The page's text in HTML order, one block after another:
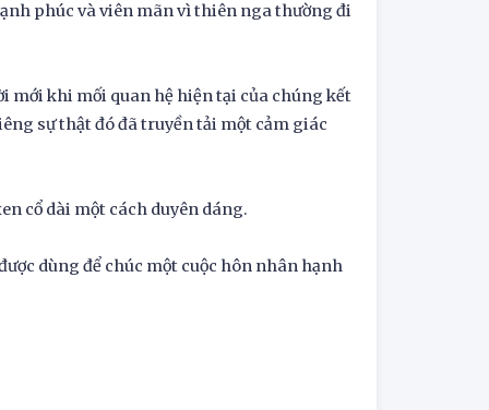
phúc và viên mãn vì thiên nga thường đi
mới khi mối quan hệ hiện tại của chúng kết
sự thật đó đã truyền tải một cảm giác
cổ dài một cách duyên dáng.
dùng để chúc một cuộc hôn nhân hạnh